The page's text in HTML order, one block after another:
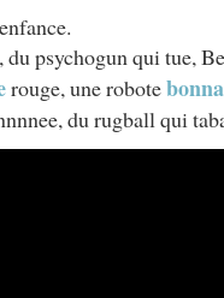
du psychogun qui tue,
rouge, une robote
du rugball qui